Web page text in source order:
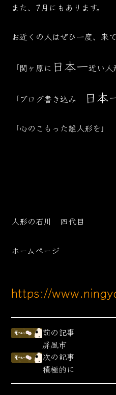
また、7月にもあります。
お近くの人はぜひ一度、来
「関ヶ原に 日本一近い人
「ブログ書き込み 日本
「心のこもった雛人形を」
人形の石川 四代目
ホームページ
https://
前の記事
屏風市
次の記事
積極的に